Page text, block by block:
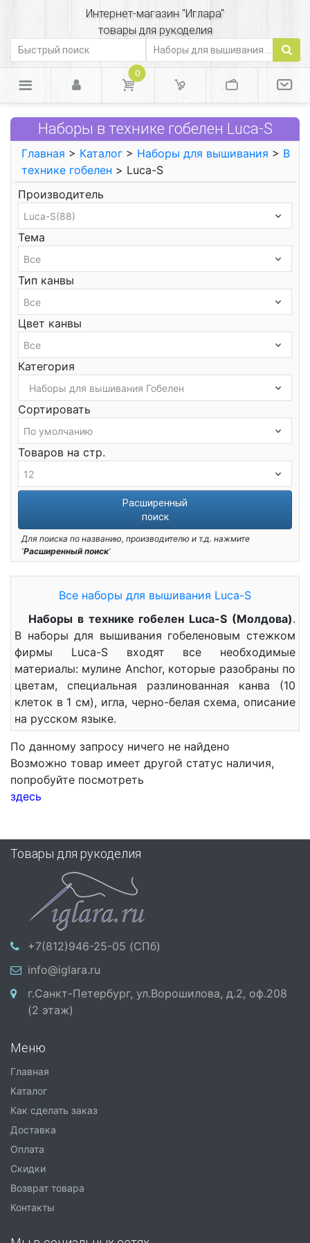
Интернет-магазин "Иглара"
товары для рукоделия
0
Наборы в технике гобелен Luca-S
Главная > Каталог > Наборы для вышивания > В
технике гобелен > Luca-S
Производитель
Тема
Тип канвы
Цвет канвы
Категория
Сортировать
Товаров на стр.
Расширенный
поиск
Для поиска по названию, производителю и т.д. нажмите
'Расширенный поиск'
Все наборы для вышивания Luca-S
Наборы в технике гобелен Luca-S (Молдова).
В наборы для вышивания гобеленовым стежком
фирмы Luca-S входят все необходимые
материалы: мулине Anchor, которые разобраны по
цветам, специальная разлинованная канва (10
клеток в 1 см), игла, черно-белая схема, описание
на русском языке.
По данному запросу ничего не найдено
Возможно товар имеет другой статус наличия,
попробуйте посмотреть
здесь
Товары для рукоделия
+7(812)946-25-05 (СПб)
info@iglara.ru
г.Санкт-Петербург, ул.Ворошилова, д.2, оф.208
(2 этаж)
Меню
Главная
Каталог
Как сделать заказ
Доставка
Оплата
Скидки
Возврат товара
Контакты